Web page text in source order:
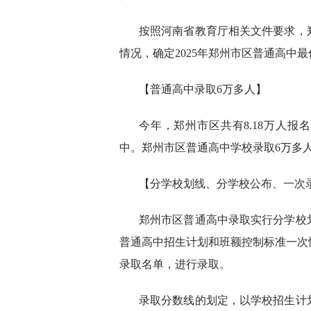
按照河南省教育厅相关文件要求
情况，确定2025年郑州市区普通高中
【普通高中录取6万多人】
今年，郑州市区共有8.18万人报
中。郑州市区普通高中学校录取6万多
【分学校划线、分学校公布、一次
郑州市区普通高中录取实行分学
普通高中招生计划和班额控制标准一
录取名单，进行录取。
录取分数线的划定，以学校招生